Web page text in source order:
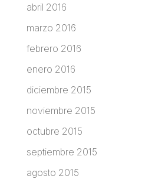
abril 2016
marzo 2016
febrero 2016
enero 2016
diciembre 2015
noviembre 2015
octubre 2015
septiembre 2015
agosto 2015